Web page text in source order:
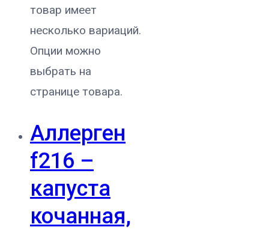
товар имеет
несколько вариаций.
Опции можно
выбрать на
странице товара.
Аллерген
f216 –
капуста
кочанная,